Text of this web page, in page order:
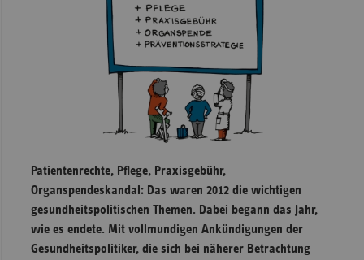
Patientenrechte, Pflege, Praxisgebühr,
Organspendeskandal: Das waren 2012 die wichtigen
gesundheitspolitischen Themen. Dabei begann das Jahr,
wie es endete. Mit vollmundigen Ankündigungen der
Gesundheitspolitiker, die sich bei näherer Betrachtung